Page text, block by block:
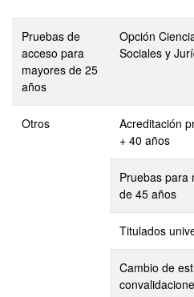
Pruebas de
acceso para
mayores de 25
años
Opción
Sociales y
Otros
Acreditación
+ 40 años
Pruebas para
de 45 años
Titulados
Cambio de